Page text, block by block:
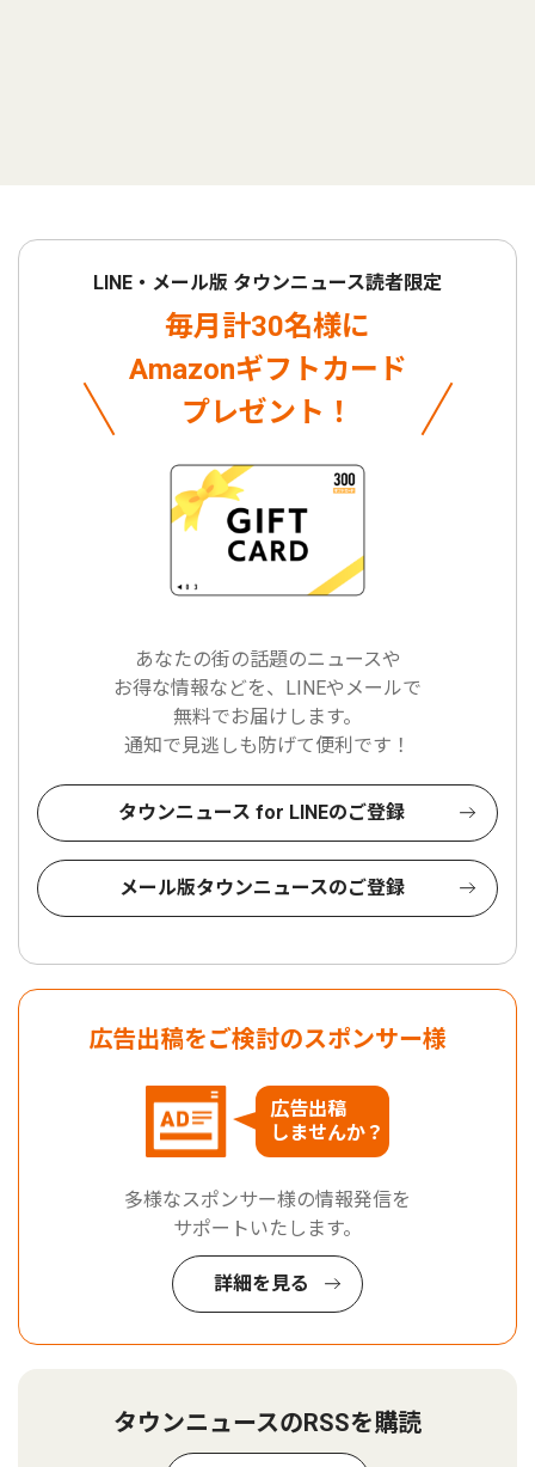
LINE・メール版 タウンニュース読者限定
毎月計30名様に
Amazonギフトカード
プレゼント！
あなたの街の話題のニュースや
お得な情報などを、LINEやメールで
無料でお届けします。
通知で見逃しも防げて便利です！
タウンニュース for LINEのご登録
メール版タウンニュースのご登録
広告出稿をご検討のスポンサー様
広告出稿
しませんか？
多様なスポンサー様の情報発信を
サポートいたします。
詳細を見る
タウンニュースのRSSを購読